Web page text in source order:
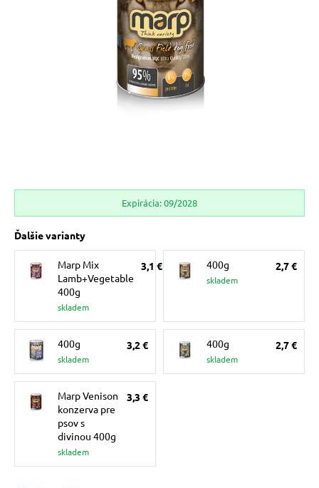
mačky
mačky
mačky
Ďalšie varianty
Marp Mix
Lamb+Vegetable
400g
skladem
3,1 € 400g
skladem
2,7 €
400g
skladem
3,2 € 400g
skladem
2,7 €
Marp Venison
konzerva pre
psov s
divinou 400g
skladem
3,3 €
Expirácia: 09/2028